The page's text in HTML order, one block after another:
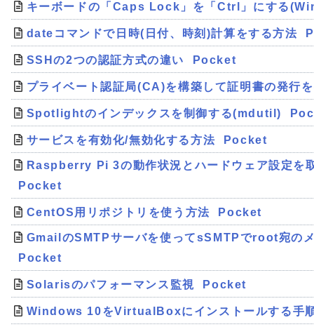
キーボードの「Caps Lock」を「Ctrl」にする
dateコマンドで日時(日付、時刻)計算をする方法
SSHの2つの認証方式の違い Pocket
プライベート認証局(CA)を構築して証明書の発行
Spotlightのインデックスを制御する(mdutil)
サービスを有効化/無効化する方法 Pocket
Raspberry Pi 3の動作状況とハードウェア設定
Pocket
CentOS用リポジトリを使う方法 Pocket
GmailのSMTPサーバを使ってsSMTPでroot宛の
Pocket
Solarisのパフォーマンス監視 Pocket
Windows 10をVirtualBoxにインストールする手